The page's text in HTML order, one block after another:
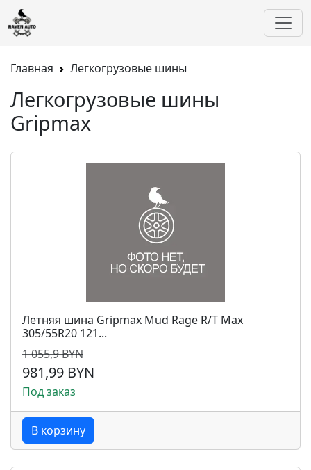
Главная Легкогрузовые шины
Легкогрузовые шины
Gripmax
Летняя шина Gripmax Mud Rage R/T Max
305/55R20 121...
1 055,9 BYN
981,99 BYN
Под заказ
В корзину